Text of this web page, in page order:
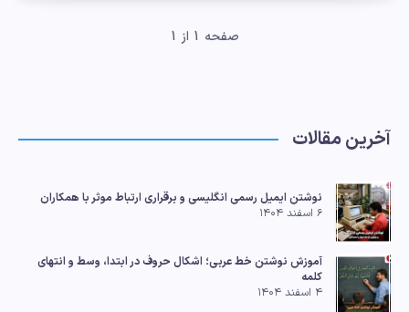
صفحه 1 از 1
آخرین مقالات
نوشتن ایمیل رسمی انگلیسی و برقراری ارتباط موثر با همکاران
۶ اسفند ۱۴۰۴
آموزش نوشتن خط عربی؛ اشکال حروف در ابتدا، وسط و انتهای
کلمه
۴ اسفند ۱۴۰۴